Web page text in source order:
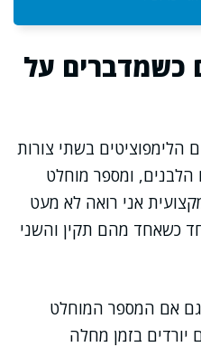
כשמדברים על
הלימפוציטים בשתי צורות
הלבנים, ומספר מוחלט
אני רואה לא מעט
כשאחד מהם תקין והשני
גם אם המספר המוחלט
יורדים בזמן מחלה